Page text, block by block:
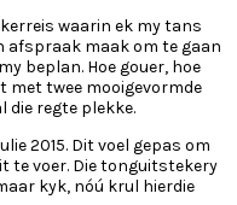
waarin ek my tans
afspraak maak om te gaan
beplan. Hoe gouer, hoe
met twee mooigevormde
die regte plekke.
2015. Dit voel gepas om
te voer. Die tonguitstekery
kyk, nóú krul hierdie